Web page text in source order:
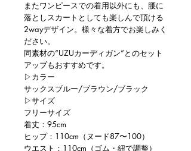
またワンピースでの着用以外にも、腰に
落としスカートとしても楽しんで頂ける
2wayデザイン。様々な着方でお楽しみく
ださい。
同素材の“UZUカーディガン”とのセット
アップもおすすめです。
▷カラー
サックスブルー/ブラウン/ブラック
▷サイズ
フリーサイズ
着丈：95cm
ヒップ：110cm（ヌード87〜100）
ウエスト：110cm（ゴム・紐で調整）